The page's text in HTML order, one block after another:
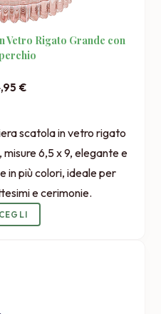
Vetro Rigato Grande con
€
scatola in vetro rigato
6,5 x 9, elegante e
in più colori, ideale per
e cerimonie.
prodotto